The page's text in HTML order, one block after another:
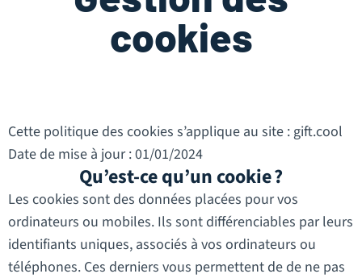
cookies
Cette politique des cookies s’applique au site : gift.cool
Date de mise à jour : 01/01/2024
Qu’est-ce qu’un cookie ?
Les cookies sont des données placées pour vos
ordinateurs ou mobiles. Ils sont différenciables par leurs
identifiants uniques, associés à vos ordinateurs ou
téléphones. Ces derniers vous permettent de de ne pas